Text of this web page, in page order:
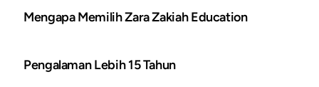
Mengapa Memilih Zara Zakiah Education
Pengalaman Lebih 15 Tahun